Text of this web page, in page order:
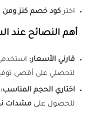
اختركود خصم كنز ومن
أهم النصائح عند
قارني الأسعار:
لتحصلي على أقصى
اختاري الحجم المناسب:
للحصول على مشدات